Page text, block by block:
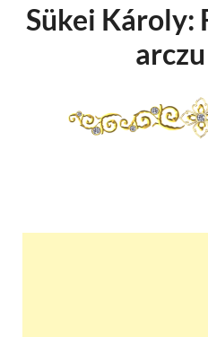
Sükei Károly: